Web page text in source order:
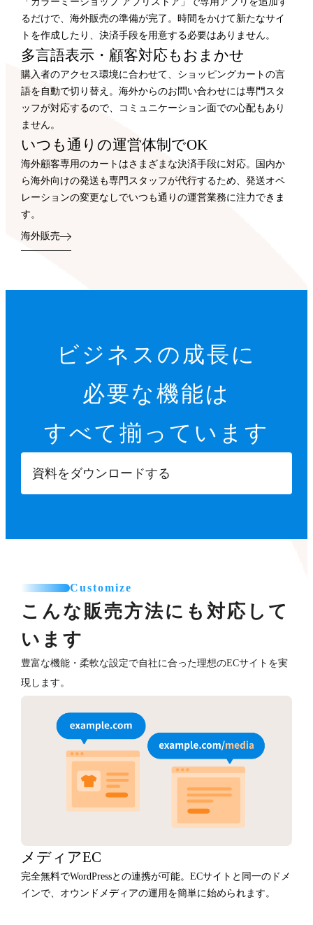
るだけで、海外販売の準備が完了。時間をかけて新たなサイ
トを作成したり、決済手段を用意する必要はありません。
多言語表示・顧客対応もおまかせ
購入者のアクセス環境に合わせて、ショッピングカートの言
語を自動で切り替え。海外からのお問い合わせには専門スタ
ッフが対応するので、コミュニケーション面での心配もあり
ません。
いつも通りの運営体制でOK
海外顧客専用のカートはさまざまな決済手段に対応。国内か
ら海外向けの発送も専門スタッフが代行するため、発送オペ
レーションの変更なしでいつも通りの運営業務に注力できま
す。
海外販売
ビジネスの成長に
必要な機能は
すべて揃っています
資料をダウンロードする
Customize
こんな販売方法にも対応して
います
豊富な機能・柔軟な設定で自社に合った理想のECサイトを実
現します。
メディアEC
完全無料でWordPressとの連携が可能。ECサイトと同一のドメ
インで、オウンドメディアの運用を簡単に始められます。